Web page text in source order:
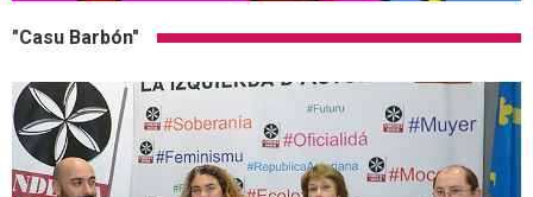
"Casu Barbón"